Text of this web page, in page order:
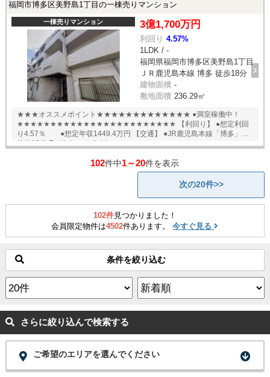
福岡市博多区美野島1丁目の一棟売りマンション
一棟売りマンション 3億1,700万円
利回り 4.57%
1LDK / -
福岡県福岡市博多区美野島1丁目
ＪＲ鹿児島本線 博多 徒歩18分
建物面積 -
敷地面積 236.29㎡
★★★オススメポイント★★★★★★★★★★★★★ ●満室稼働中！
★★★★★★★★★★★★★★★★★★★★★★★★ 【利回り】 ●想定利回
り4.57％ ●想定年収1449.4万円 【交通】 ●JR鹿児島本線「博多」駅
徒歩18分 English available
102件中1～20件を表示
次の20件>>
102件見つかりました！
会員限定物件は4502件あります。今すぐ見る
条件を絞り込む
さらに絞り込んで検索する
ご希望のエリアを選んでください